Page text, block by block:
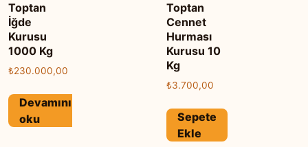
Toptan
İğde
Kurusu
1000 Kg
₺230.000,00
Devamını
oku
Toptan
Cennet
Hurması
Kurusu 10
Kg
₺3.700,00
Sepete
Ekle